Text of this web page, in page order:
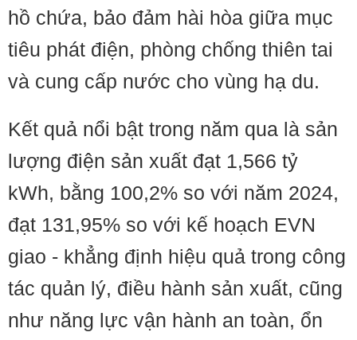
hồ chứa, bảo đảm hài hòa giữa mục
tiêu phát điện, phòng chống thiên tai
và cung cấp nước cho vùng hạ du.
Kết quả nổi bật trong năm qua là sản
lượng điện sản xuất đạt 1,566 tỷ
kWh, bằng 100,2% so với năm 2024,
đạt 131,95% so với kế hoạch EVN
giao - khẳng định hiệu quả trong công
tác quản lý, điều hành sản xuất, cũng
như năng lực vận hành an toàn, ổn